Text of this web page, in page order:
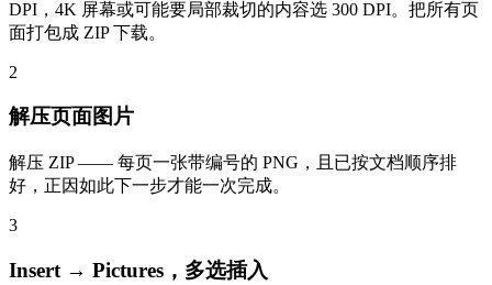
DPI，4K 屏幕或可能要局部裁切的内容选 300 DPI。把所有页
面打包成 ZIP 下载。
2
解压页面图片
解压 ZIP —— 每页一张带编号的 PNG，且已按文档顺序排
好，正因如此下一步才能一次完成。
3
Insert → Pictures，多选插入